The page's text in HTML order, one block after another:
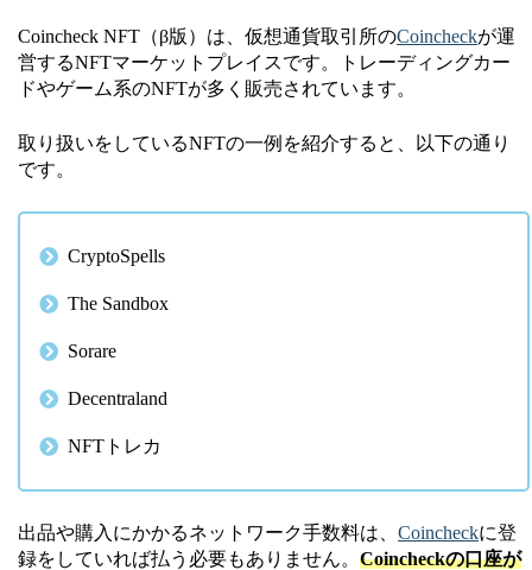
Coincheck NFT（β版）は、仮想通貨取引所のCoincheckが運
営するNFTマーケットプレイスです。トレーディングカー
ドやゲーム系のNFTが多く販売されています。
取り扱いをしているNFTの一例を紹介すると、以下の通り
です。
CryptoSpells
The Sandbox
Sorare
Decentraland
NFTトレカ
出品や購入にかかるネットワーク手数料は、 Coincheckに登
録をしていれば払う必要もありません。 Coincheckの口座が